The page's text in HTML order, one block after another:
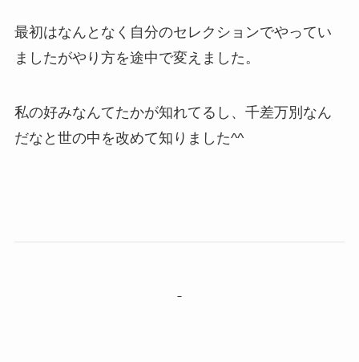
最初はなんとなく自分のセレクションでやってい
ましたがやり方を途中で変えました。
私の好みなんてたかが知れてるし、千差万別なん
だなと世の中を改めて知りました^^